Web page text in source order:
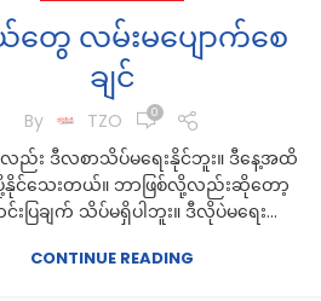
ေ လမ်းမပျောက်စေ
ချင်
By TZO 0
း ဒီလစာသိပ်မရေးနိုင်ဘူး။ ဒီနေ့အထိ
နိုင်သေးတယ်။ ဘာဖြစ်လို့လည်းဆိုတော့
းပြချက် သိပ်မရှိပါဘူး။ ဒီလိုပဲမရေး...
CONTINUE READING